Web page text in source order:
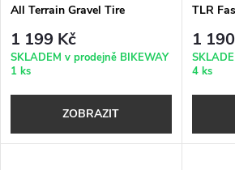
r
o
d
p
r
o
d
All Terrain Gravel Tire
1 199 Kč
SKLADEM v prodejně BIKEWAY
1 ks
ZOBRAZIT
TLR
1
4 ks